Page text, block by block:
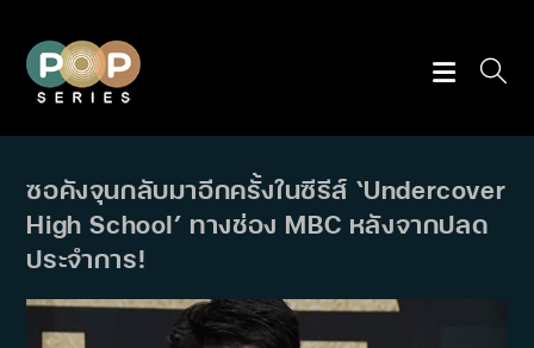
content
ซอคังจุนกลับมาอีกครั้งในซีรีส์ ‘Undercover
High School’ ทางช่อง MBC หลังจากปลด
ประจำการ!